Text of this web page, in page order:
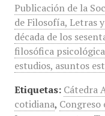
Publicación de la
de Filosofía, Letras
década de los
filosófica
estudios, asuntos
Etiquetas: Cátedra
cotidiana, Congreso